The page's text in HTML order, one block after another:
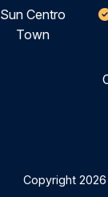
Sun Centro
Town
Copyright